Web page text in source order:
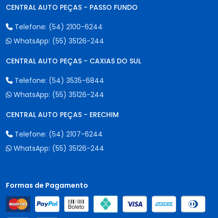
CENTRAL AUTO PEÇAS - PASSO FUNDO
Telefone: (54) 2100-6244
WhatsApp: (55) 35126-244
CENTRAL AUTO PEÇAS - CAXIAS DO SUL
Telefone: (54) 3535-6844
WhatsApp: (55) 35126-244
CENTRAL AUTO PEÇAS - ERECHIM
Telefone: (54) 2107-6244
WhatsApp: (55) 35126-244
Formas de Pagamento